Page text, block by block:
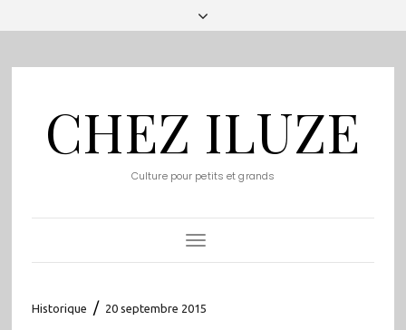
CHEZ ILUZE
Culture pour petits et grands
Toggle
Navigation
Historique / 20 septembre 2015